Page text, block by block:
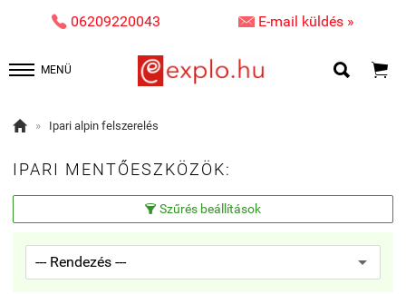
 06209220043  E-mail küldés »
MENÜ  
 » Ipari alpin felszerelés
IPARI MENTŐESZKÖZÖK:
 Szűrés beállítások